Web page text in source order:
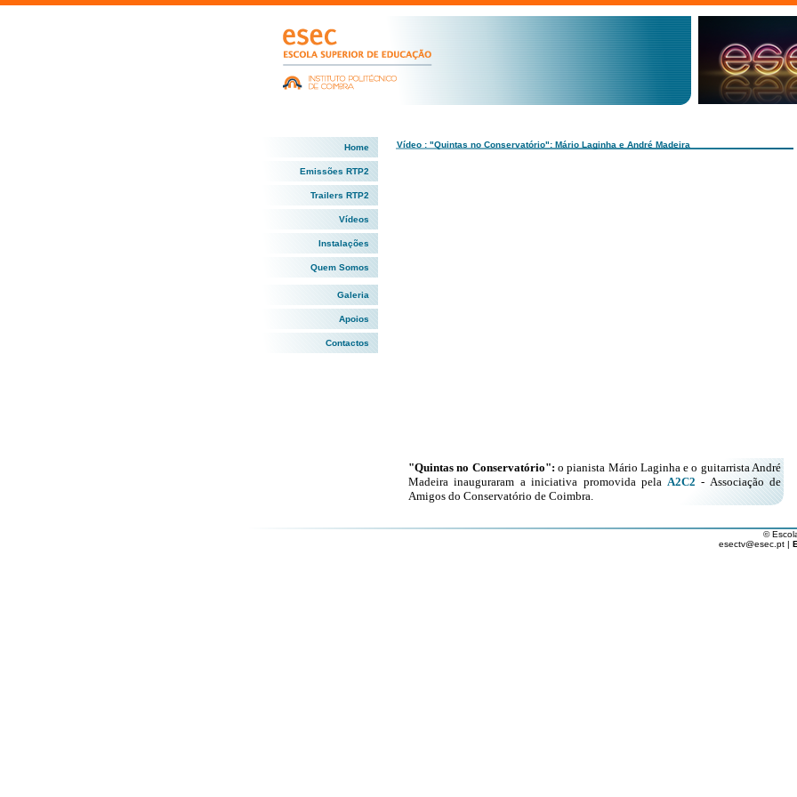
Home
Emissões RTP2
Trailers RTP2
Vídeos
Instalações
Quem Somos
Galeria
Apoios
Contactos
Vídeo : "Quintas no Conservatório": Mário Laginha e André Madeira
"Quintas no Conservatório": o pianista Mário Laginha e o guitarrista André
Madeira inauguraram a iniciativa promovida pela A2C2 - Associação de
Amigos do Conservatório de Coimbra.
©
esectv@esec.pt |